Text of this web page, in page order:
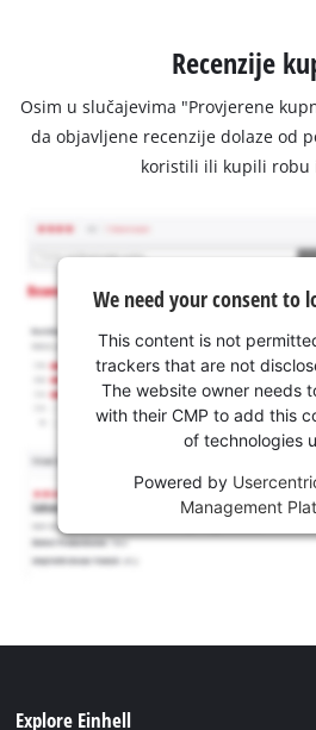
Recenzije
Osim u slučajevima "Provjerene
da objavljene recenzije dolaze od
koristili ili kupili robu
We need your consent to
This content is not
trackers that are not
The website owner needs
with their CMP to add this
of technologies
Powered by
Management
Explore Einhell